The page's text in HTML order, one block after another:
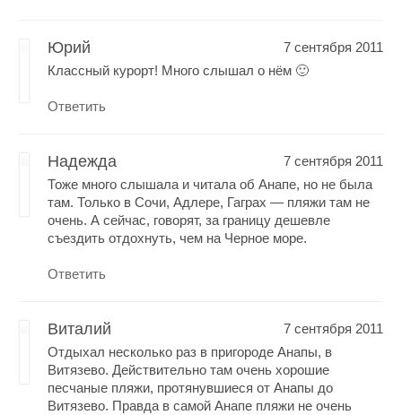
Юрий
7 сентября 2011
Классный курорт! Много слышал о нём 🙂
Ответить
Надежда
7 сентября 2011
Тоже много слышала и читала об Анапе, но не была
там. Только в Сочи, Адлере, Гаграх — пляжи там не
очень. А сейчас, говорят, за границу дешевле
съездить отдохнуть, чем на Черное море.
Ответить
Виталий
7 сентября 2011
Отдыхал несколько раз в пригороде Анапы, в
Витязево. Действительно там очень хорошие
песчаные пляжи, протянувшиеся от Анапы до
Витязево. Правда в самой Анапе пляжи не очень